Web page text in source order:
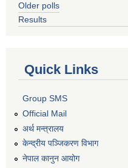
Older polls
Results
Quick Links
Group SMS
Official Mail
अर्थ मन्त्रालय
केन्द्रीय पञ्जिकरण विभाग
नेपाल कानुन आयोग